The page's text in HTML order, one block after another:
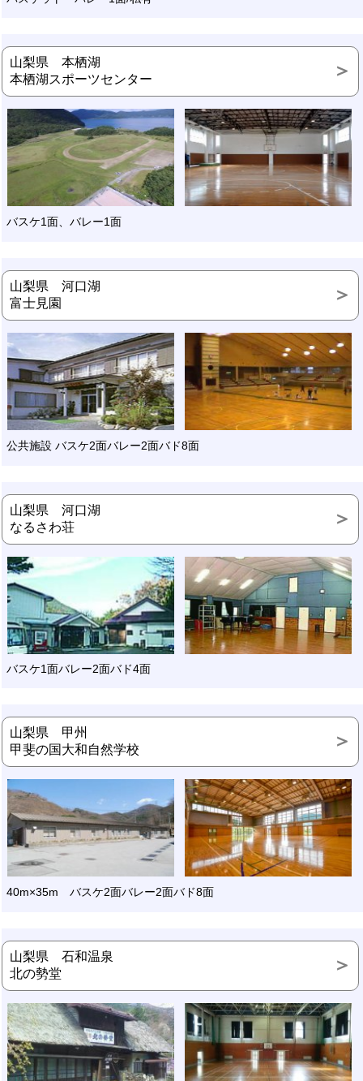
山梨県 本栖湖
本栖湖スポーツセンター
バスケ1面、バレー1面
山梨県 河口湖
富士見園
公共施設 バスケ2面バレー2面バド8面
山梨県 河口湖
なるさわ荘
バスケ1面バレー2面バド4面
山梨県 甲州
甲斐の国大和自然学校
40m×35m バスケ2面バレー2面バド8面
山梨県 石和温泉
北の勢堂